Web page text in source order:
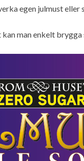
egen julmust
man enkelt brygga